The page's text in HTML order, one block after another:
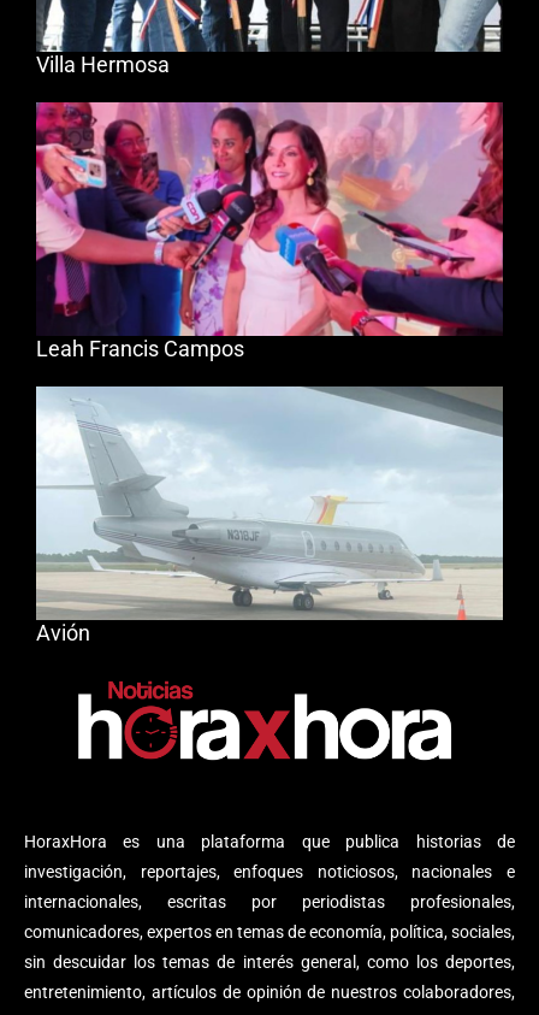
HoraxHora es una plataforma que publica historias de
investigación, reportajes, enfoques noticiosos, nacionales e
internacionales, escritas por periodistas profesionales,
comunicadores, expertos en temas de economía, política, sociales,
sin descuidar los temas de interés general, como los deportes,
entretenimiento, artículos de opinión de nuestros colaboradores,
Villa Hermosa
Leah Francis Campos
Avión